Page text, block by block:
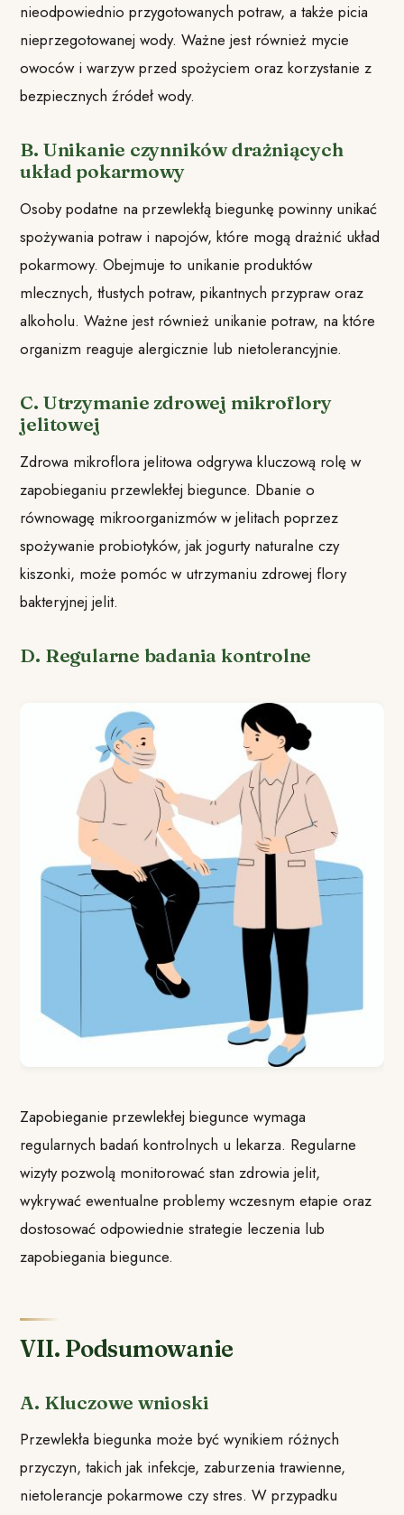
nieodpowiednio przygotowanych potraw, a także picia
nieprzegotowanej wody. Ważne jest również mycie
owoców i warzyw przed spożyciem oraz korzystanie z
bezpiecznych źródeł wody.
B. Unikanie czynników drażniących
układ pokarmowy
Osoby podatne na przewlekłą biegunkę powinny unikać
spożywania potraw i napojów, które mogą drażnić układ
pokarmowy. Obejmuje to unikanie produktów
mlecznych, tłustych potraw, pikantnych przypraw oraz
alkoholu. Ważne jest również unikanie potraw, na które
organizm reaguje alergicznie lub nietolerancyjnie.
C. Utrzymanie zdrowej mikroflory
jelitowej
Zdrowa mikroflora jelitowa odgrywa kluczową rolę w
zapobieganiu przewlekłej biegunce. Dbanie o
równowagę mikroorganizmów w jelitach poprzez
spożywanie probiotyków, jak jogurty naturalne czy
kiszonki, może pomóc w utrzymaniu zdrowej flory
bakteryjnej jelit.
D. Regularne badania kontrolne
Zapobieganie przewlekłej biegunce wymaga
regularnych badań kontrolnych u lekarza. Regularne
wizyty pozwolą monitorować stan zdrowia jelit,
wykrywać ewentualne problemy wczesnym etapie oraz
dostosować odpowiednie strategie leczenia lub
zapobiegania biegunce.
VII. Podsumowanie
A. Kluczowe wnioski
Przewlekła biegunka może być wynikiem różnych
przyczyn, takich jak infekcje, zaburzenia trawienne,
nietolerancje pokarmowe czy stres. W przypadku